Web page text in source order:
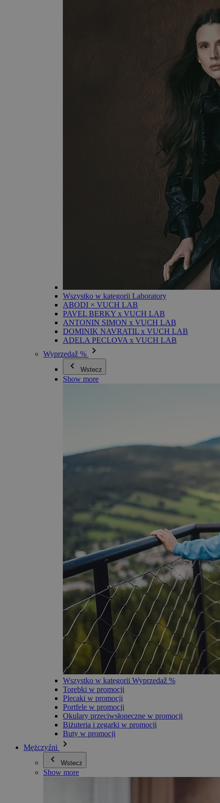
Wszystko w kategorii Laboratory
ABODI × VUCH LAB
PAVEL BERKY x VUCH LAB
ANTONIN SIMON x VUCH LAB
DOMINIK NAVRATIL x VUCH LAB
ADELA PECLOVA x VUCH LAB
Wyprzedaž %
Wstecz
Show more
Wszystko w kategorii Wyprzedaž %
Torebki w promocji
Plecaki w promocji
Portfele w promocji
Okulary przeciwsłoneczne w promocji
Biżuteria i zegarki w promocji
Buty w promocji
Mężczyźni
Wstecz
Show more